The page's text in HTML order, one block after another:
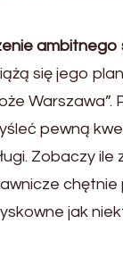
się jego
Warszawa”.
pewną
Zobaczy
jak